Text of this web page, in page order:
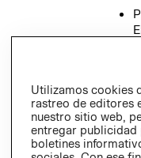
Utilizamos cookies
rastreo de editores
nuestro sitio web,
entregar publicidad
boletines